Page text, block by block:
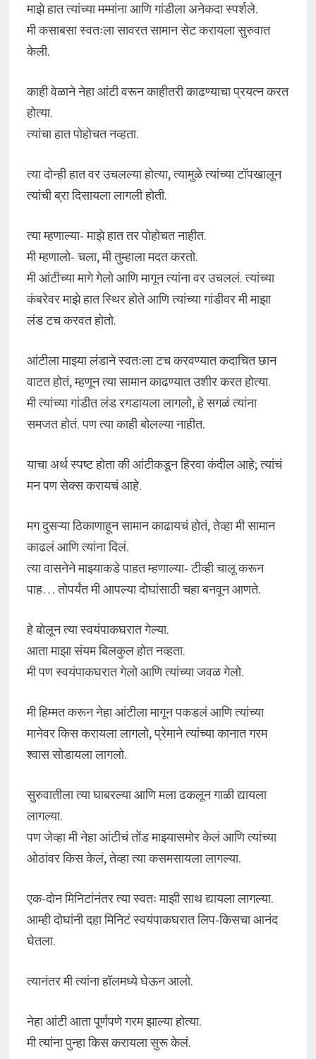
माझे हात त्यांच्या मम्मांना आणि गांडीला अनेकदा स्पर्शले.
मी कसाबसा स्वतःला सावरत सामान सेट करायला सुरुवात
केली.
काही वेळाने नेहा आंटी वरून काहीतरी काढण्याचा प्रयत्न करत
होत्या.
त्यांचा हात पोहोचत नव्हता.
त्या दोन्ही हात वर उचलल्या होत्या, त्यामुळे त्यांच्या टॉपखालून
त्यांची ब्रा दिसायला लागली होती.
त्या म्हणाल्या- माझे हात तर पोहोचत नाहीत.
मी म्हणालो- चला, मी तुम्हाला मदत करतो.
मी आंटीच्या मागे गेलो आणि मागून त्यांना वर उचललं. त्यांच्या
कंबरेवर माझे हात स्थिर होते आणि त्यांच्या गांडीवर मी माझा
लंड टच करवत होतो.
आंटीला माझ्या लंडाने स्वतःला टच करवण्यात कदाचित छान
वाटत होतं, म्हणून त्या सामान काढण्यात उशीर करत होत्या.
मी त्यांच्या गांडीत लंड रगडायला लागलो, हे सगळं त्यांना
समजत होतं. पण त्या काही बोलल्या नाहीत.
याचा अर्थ स्पष्ट होता की आंटीकडून हिरवा कंदील आहे; त्यांचं
मन पण सेक्स करायचं आहे.
मग दुसऱ्या ठिकाणाहून सामान काढायचं होतं, तेव्हा मी सामान
काढलं आणि त्यांना दिलं.
त्या वासनेने माझ्याकडे पाहत म्हणाल्या- टीव्ही चालू करून
पाह… तोपर्यंत मी आपल्या दोघांसाठी चहा बनवून आणते.
हे बोलून त्या स्वयंपाकघरात गेल्या.
आता माझा संयम बिलकुल होत नव्हता.
मी पण स्वयंपाकघरात गेलो आणि त्यांच्या जवळ गेलो.
मी हिम्मत करून नेहा आंटीला मागून पकडलं आणि त्यांच्या
मानेवर किस करायला लागलो, प्रेमाने त्यांच्या कानात गरम
श्वास सोडायला लागलो.
सुरुवातीला त्या घाबरल्या आणि मला ढकलून गाळी द्यायला
लागल्या.
पण जेव्हा मी नेहा आंटीचं तोंड माझ्यासमोर केलं आणि त्यांच्या
ओठांवर किस केलं, तेव्हा त्या कसमसायला लागल्या.
एक-दोन मिनिटांनंतर त्या स्वतः माझी साथ द्यायला लागल्या.
आम्ही दोघांनी दहा मिनिटं स्वयंपाकघरात लिप-किसचा आनंद
घेतला.
त्यानंतर मी त्यांना हॉलमध्ये घेऊन आलो.
नेहा आंटी आता पूर्णपणे गरम झाल्या होत्या.
मी त्यांना पुन्हा किस करायला सुरू केलं.